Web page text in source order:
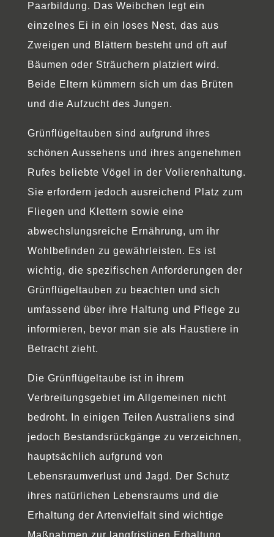
Paarbildung. Das Weibchen legt ein
einzelnes Ei in ein loses Nest, das aus
Zweigen und Blättern besteht und oft auf
Bäumen oder Sträuchern platziert wird.
Beide Eltern kümmern sich um das Brüten
und die Aufzucht des Jungen.
Grünflügeltauben sind aufgrund ihres
schönen Aussehens und ihres angenehmen
Rufes beliebte Vögel in der Volierenhaltung.
Sie erfordern jedoch ausreichend Platz zum
Fliegen und Klettern sowie eine
abwechslungsreiche Ernährung, um ihr
Wohlbefinden zu gewährleisten. Es ist
wichtig, die spezifischen Anforderungen der
Grünflügeltauben zu beachten und sich
umfassend über ihre Haltung und Pflege zu
informieren, bevor man sie als Haustiere in
Betracht zieht.
Die Grünflügeltaube ist in ihrem
Verbreitungsgebiet im Allgemeinen nicht
bedroht. In einigen Teilen Australiens sind
jedoch Bestandsrückgänge zu verzeichnen,
hauptsächlich aufgrund von
Lebensraumverlust und Jagd. Der Schutz
ihres natürlichen Lebensraums und die
Erhaltung der Artenvielfalt sind wichtige
Maßnahmen zur langfristigen Erhaltung